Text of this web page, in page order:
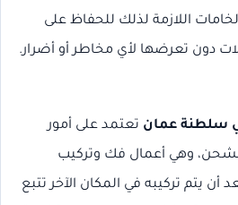
اللازمة لذلك للحفاظ على
دون تعرضها لأي مخاطر أو أضرار.
سلطنة عمان تعتمد على أمور
وهي أعمال فك وتركيب
يتم تركيبه في المكان الآخر تتبع